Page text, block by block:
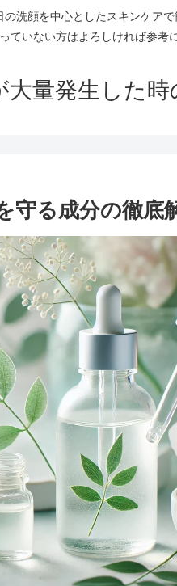
洗顔を中心としたスキンケア
ていない方はよろしければ参考
大量発生した
守る成分の徹底